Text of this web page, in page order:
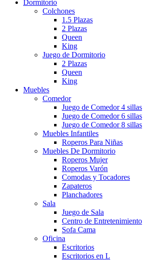
Dormitorio
Colchones
1.5 Plazas
2 Plazas
Queen
King
Juego de Dormitorio
2 Plazas
Queen
King
Muebles
Comedor
Juego de Comedor 4 sillas
Juego de Comedor 6 sillas
Juego de Comedor 8 sillas
Muebles Infantiles
Roperos Para Niñas
Muebles De Dormitorio
Roperos Mujer
Roperos Varón
Comodas y Tocadores
Zapateros
Planchadores
Sala
Juego de Sala
Centro de Entretenimiento
Sofa Cama
Oficina
Escritorios
Escritorios en L